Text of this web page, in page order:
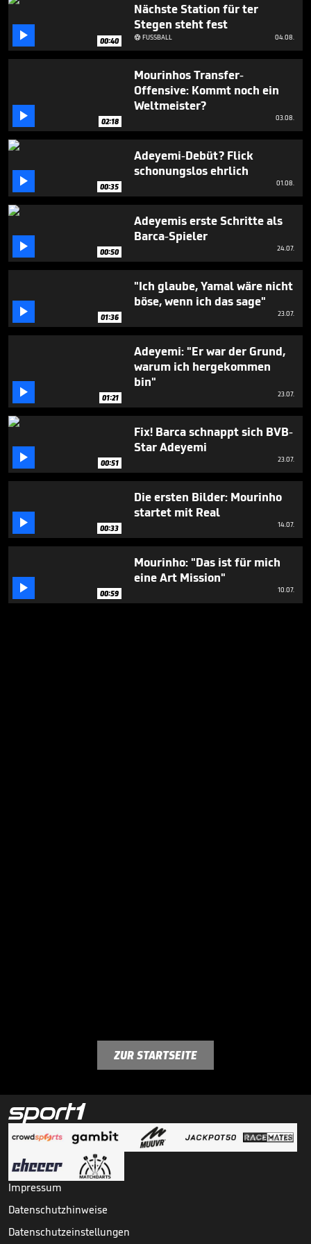
minute,
seconds
 00:40
Nächste Station für ter
Stegen steht fest
FUSSBALL 04.08.
 02:18
Mourinhos Transfer-
Offensive: Kommt noch ein
Weltmeister?
03.08.
 00:35
Adeyemi-Debüt? Flick
schonungslos ehrlich
01.08.
 00:50
Adeyemis erste Schritte als
Barca-Spieler
24.07.
 01:36
"Ich glaube, Yamal wäre nicht
böse, wenn ich das sage"
23.07.
 01:21
Adeyemi: "Er war der Grund,
warum ich hergekommen
bin"
23.07.
 00:51
Fix! Barca schnappt sich BVB-
Star Adeyemi
23.07.
 00:33
Die ersten Bilder: Mourinho
startet mit Real
14.07.
 00:59
Mourinho: "Das ist für mich
eine Art Mission"
10.07.
ZUR STARTSEITE
Impressum
Datenschutzhinweise
Datenschutzeinstellungen